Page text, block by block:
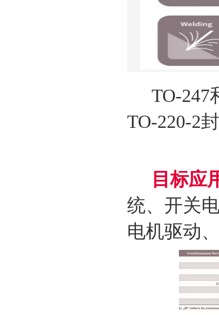
TO-247
TO-220-2
目标应
统、开关
电机驱动